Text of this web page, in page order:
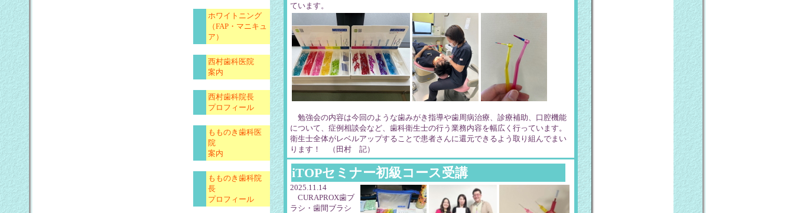
ホワイトニング
（FAP・マニキュ
ア）
西村歯科医院
案内
西村歯科院長
プロフィール
もものき歯科医
院
案内
もものき歯科院
長
プロフィール
ています。
勉強会の内容は今回のような歯みがき指導や歯周病治療、診療補助、口腔機能
について、症例相談会など、歯科衛生士の行う業務内容を幅広く行っています。
衛生士全体がレベルアップすることで患者さんに還元できるよう取り組んでまい
ります！ （田村 記）
iTOPセミナー初級コース受講
2025.11.14
CURAPROX歯ブ
ラシ・歯間ブラシ